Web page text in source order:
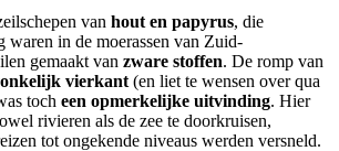
van hout en papyrus, die
waren in de moerassen van Zuid-
gemaakt van zware stoffen. De romp van
vierkant (en liet te wensen over qua
toch een opmerkelijke uitvinding. Hier
rivieren als de zee te doorkruisen,
tot ongekende niveaus werden versneld.